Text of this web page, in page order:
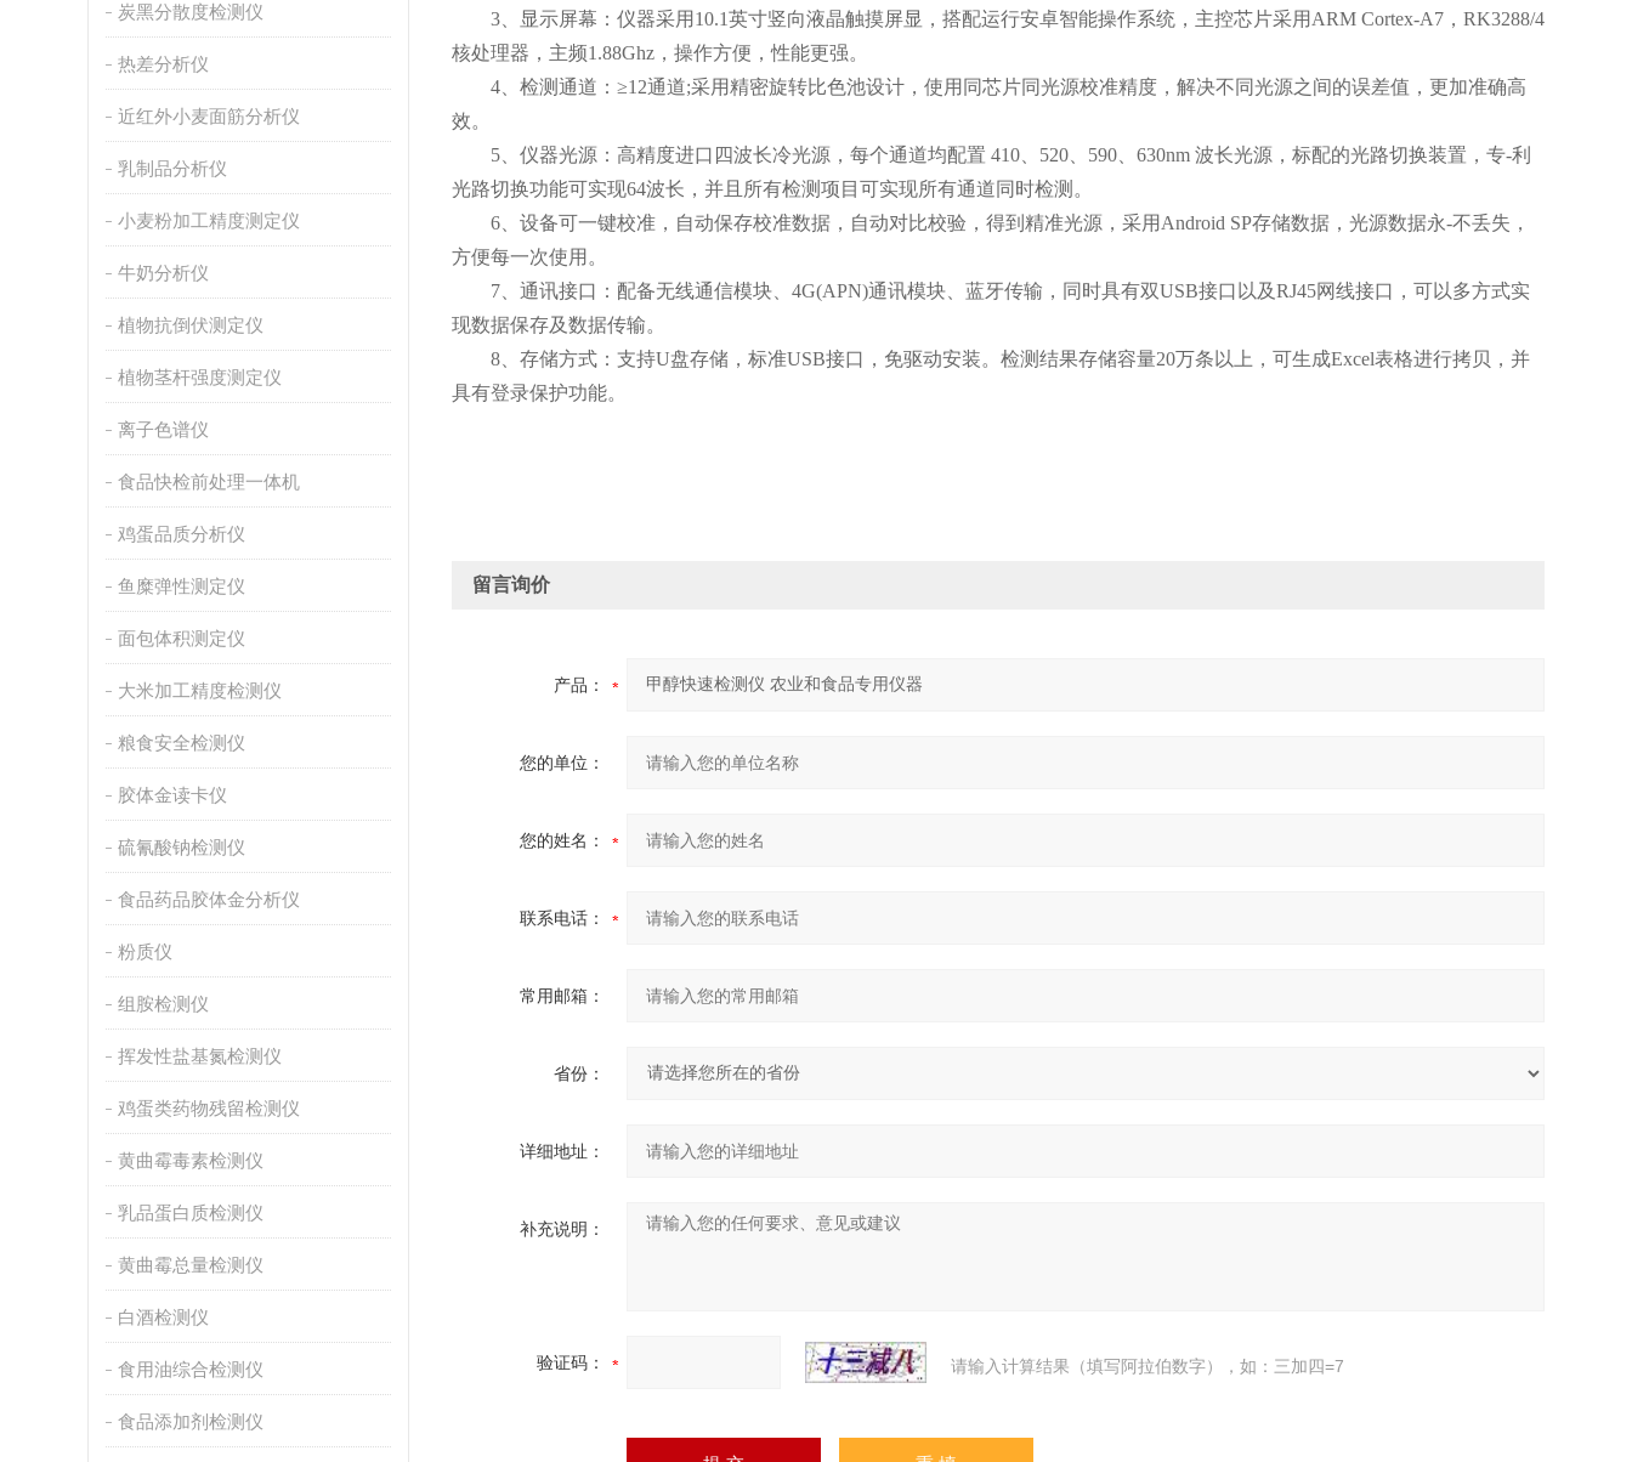
炭黑分散度检测仪
热差分析仪
近红外小麦面筋分析仪
乳制品分析仪
小麦粉加工精度测定仪
牛奶分析仪
植物抗倒伏测定仪
植物茎杆强度测定仪
离子色谱仪
食品快检前处理一体机
鸡蛋品质分析仪
鱼糜弹性测定仪
面包体积测定仪
大米加工精度检测仪
粮食安全检测仪
胶体金读卡仪
硫氰酸钠检测仪
食品药品胶体金分析仪
粉质仪
组胺检测仪
挥发性盐基氮检测仪
鸡蛋类药物残留检测仪
黄曲霉毒素检测仪
乳品蛋白质检测仪
黄曲霉总量检测仪
白酒检测仪
食用油综合检测仪
食品添加剂检测仪
3、显示屏幕：仪器采用10.1英寸竖向液晶触摸屏显，搭配运行安卓智能操作系统，主控芯片采用ARM Cortex-A7，RK3288/4
核处理器，主频1.88Ghz，操作方便，性能更强。
4、检测通道：≥12通道;采用精密旋转比色池设计，使用同芯片同光源校准精度，解决不同光源之间的误差值，更加准确高
效。
5、仪器光源：高精度进口四波长冷光源，每个通道均配置 410、520、590、630nm 波长光源，标配的光路切换装置，专-利
光路切换功能可实现64波长，并且所有检测项目可实现所有通道同时检测。
6、设备可一键校准，自动保存校准数据，自动对比校验，得到精准光源，采用Android SP存储数据，光源数据永-不丢失，
方便每一次使用。
7、通讯接口：配备无线通信模块、4G(APN)通讯模块、蓝牙传输，同时具有双USB接口以及RJ45网线接口，可以多方式实
现数据保存及数据传输。
8、存储方式：支持U盘存储，标准USB接口，免驱动安装。检测结果存储容量20万条以上，可生成Excel表格进行拷贝，并
具有登录保护功能。
留言询价
产品：
您的单位：
您的姓名：
联系电话：
常用邮箱：
省份：
详细地址：
补充说明：
验证码： 请输入计算结果（填写阿拉伯数字），如：三加四=7